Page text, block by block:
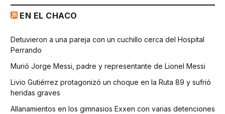
EN EL CHACO
Detuvieron a una pareja con un cuchillo cerca del Hospital
Perrando
Murió Jorge Messi, padre y representante de Lionel Messi
Livio Gutiérrez protagonizó un choque en la Ruta 89 y sufrió
heridas graves
Allanamientos en los gimnasios Exxen con varias detenciones